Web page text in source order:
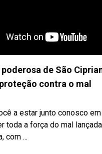
de São
proteção contra o mal
a estar junto conosco
toda a força do mal
com ...